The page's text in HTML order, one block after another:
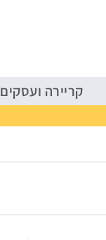
קריירה ועסקים